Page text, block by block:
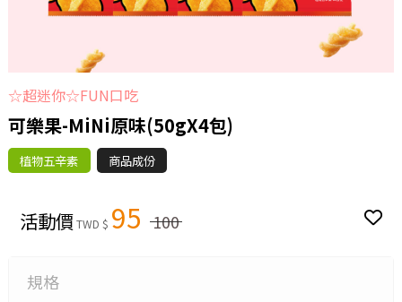
☆超迷你☆FUN口吃
可樂果-MiNi原味(50gX4包)
植物五辛素 商品成份
活動價TWD $ 95 100
規格